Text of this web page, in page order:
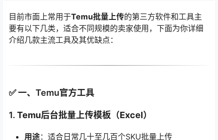
目前市面上常用于Temu批量上传的第三方软件和工具主
要有以下几类，适合不同规模的卖家使用，下面为你详细
介绍几款主流工具及其优缺点：
✅ 一、Temu官方工具
1. Temu后台批量上传模板（Excel）
用途：适合日常几十至几百个SKU批量上传